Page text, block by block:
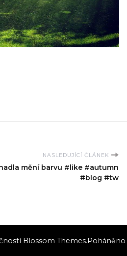
NASLEDUJÍCÍ ČLÁNEK
mění barvu #like #autumn
#blog #tw
Blossom Themes.Poháněno